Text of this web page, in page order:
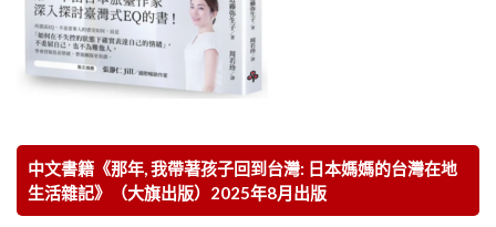
中文書籍《那年, 我帶著孩子回到台灣: 日本媽媽的台灣在地
生活雜記》（大旗出版）2025年8月出版